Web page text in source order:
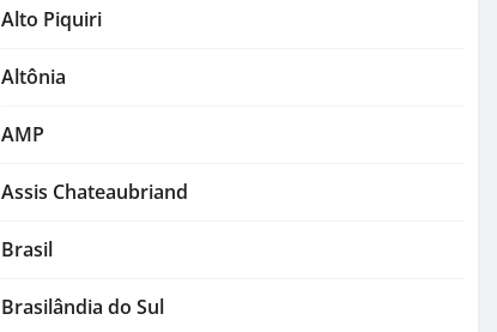
Alto Piquiri
Altônia
AMP
Assis Chateaubriand
Brasil
Brasilândia do Sul